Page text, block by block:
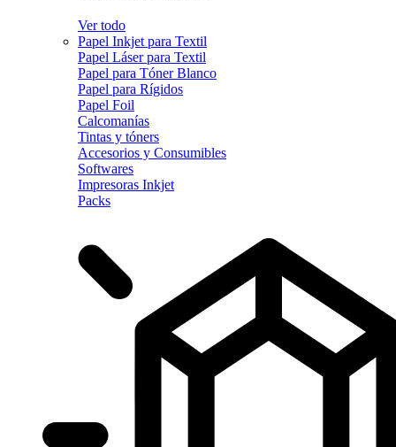
Ver todo
Papel Inkjet para Textil
Papel Láser para Textil
Papel para Tóner Blanco
Papel para Rígidos
Papel Foil
Calcomanías
Tintas y tóners
Accesorios y Consumibles
Softwares
Impresoras Inkjet
Packs